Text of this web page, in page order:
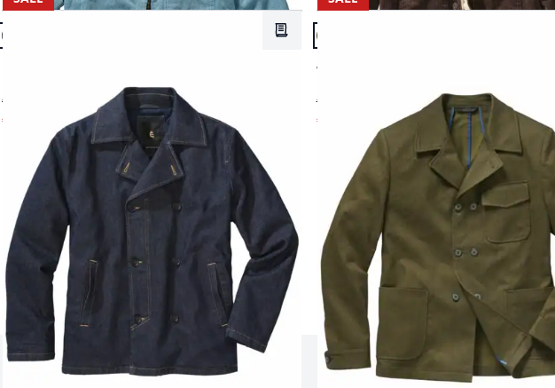
Artikel 13 von 15.
Passform Regular Fit.
Regular Fit
€ 149,00
€ 74,95 (-50%)
Merkzettel
Artikel 14 von 15.
Passform Regular Fit.
Regular Fit
Walz-Sakko
€ 199,95
€ 139,95 (-30%)
Seite 1 geladen. Zeige Produkte 1 bis 15 von 15.